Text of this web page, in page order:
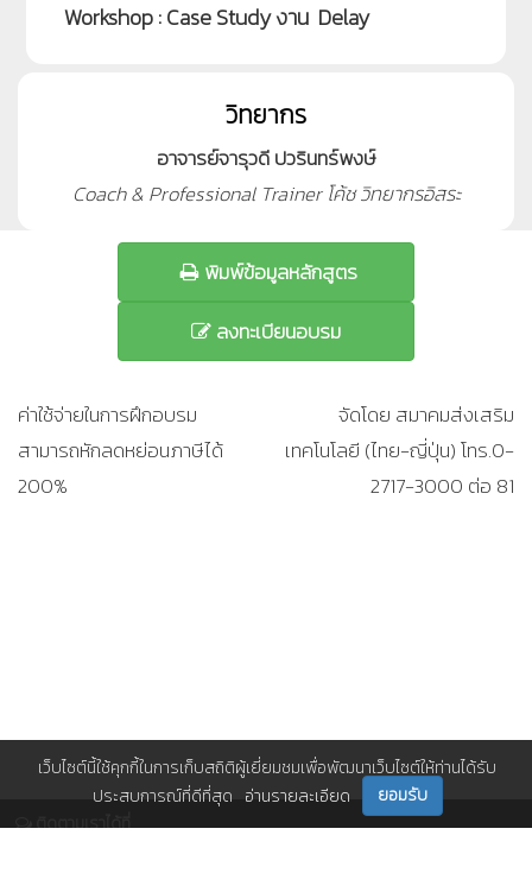
Workshop : Case Study งาน Delay
วิทยากร
อาจารย์จารุวดี ปวรินทร์พงษ์
Coach & Professional Trainer โค้ช วิทยากรอิสระ
พิมพ์ข้อมูลหลักสูตร
ลงทะเบียนอบรม
ค่าใช้จ่ายในการฝึกอบรม
สามารถหักลดหย่อนภาษีได้
200%
จัดโดย สมาคมส่งเสริม
เทคโนโลยี (ไทย-ญี่ปุ่น) โทร.0-
2717-3000 ต่อ 81
ติดตามเราได้ที่
เว็บไซต์นี้ใช้คุกกี้ในการเก็บสถิติผู้เยี่ยมชมเพื่อพัฒนาเว็บไซต์ให้ท่านได้รับ
ประสบการณ์ที่ดีที่สุด อ่านรายละเอียด ยอมรับ